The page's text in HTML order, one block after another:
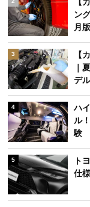
【
ン
月版
3
【
｜
デ
4
ハ
ル
験
5
ト
仕